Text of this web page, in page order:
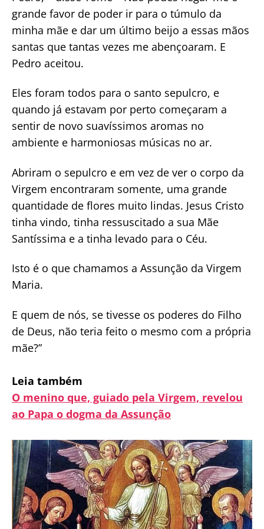
grande favor de poder ir para o túmulo da
minha mãe e dar um último beijo a essas mãos
santas que tantas vezes me abençoaram. E
Pedro aceitou.
Eles foram todos para o santo sepulcro, e
quando já estavam por perto começaram a
sentir de novo suavíssimos aromas no
ambiente e harmoniosas músicas no ar.
Abriram o sepulcro e em vez de ver o corpo da
Virgem encontraram somente, uma grande
quantidade de flores muito lindas. Jesus Cristo
tinha vindo, tinha ressuscitado a sua Mãe
Santíssima e a tinha levado para o Céu.
Isto é o que chamamos a Assunção da Virgem
Maria.
E quem de nós, se tivesse os poderes do Filho
de Deus, não teria feito o mesmo com a própria
mãe?”
Leia também
O menino que, guiado pela Virgem, revelou
ao Papa o dogma da Assunção